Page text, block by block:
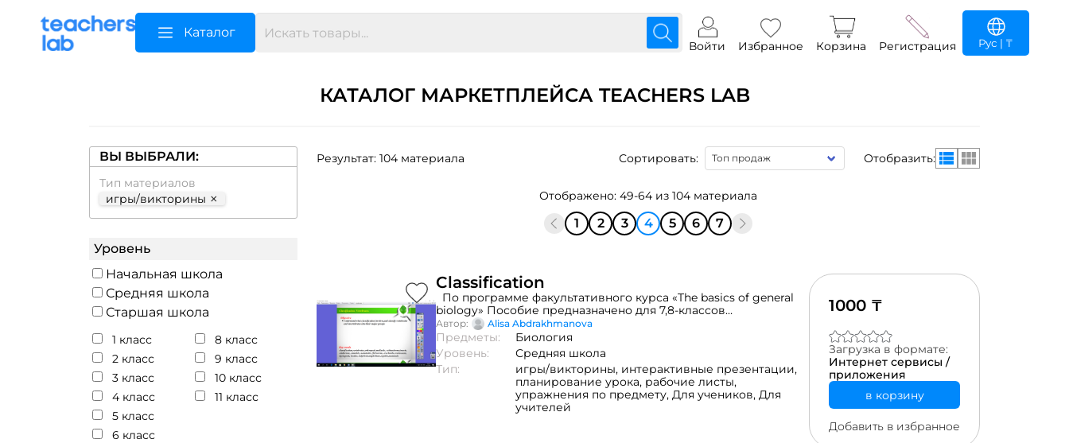
Каталог
Войти Избранное Корзина Регистрация Рус | ₸
КАТАЛОГ МАРКЕТПЛЕЙСА TEACHERS LAB
ВЫ ВЫБРАЛИ:
Тип материалов
игры/викторины ×
Уровень
Начальная школа
Средняя школа
Старшая школа
1 класс
2 класс
3 класс
4 класс
5 класс
6 класс
8 класс
9 класс
10 класс
11 класс
Результат: 104 материала Сортировать: Отобразить:
Отображено: 49-64 из 104 материала
1 2 3 4 5 6 7
Classification
По программе факультативного курса «The basics of general
biology» Пособие предназначено для 7,8-классов
общеобразовательной школы. 6-10 флипчартов к каждому
уроку, в зависимости от объема темы . Биология начинается с
7-го класса, и поскольку биология преподается на английском
языке, даются наглядные задания для повышения интереса
учащихся к предмету. Выполняя задания на флипчарте,
учащиеся могут убедиться, что их ответы правильные или
неправильные. Этот урок можно использовать на
интерактивной доске, на персональных компьютерах с
Автор: Alisa Abdrakhmanova
Предметы:
Биология
Уровень:
Средняя школа
Тип:
игры/викторины, интерактивные презентации,
планирование урока, рабочие листы,
упражнения по предмету, Для учеников, Для
учителей
1000 ₸
Загрузка в формате:
Интернет сервисы /
приложения
в корзину
Добавить в избранное